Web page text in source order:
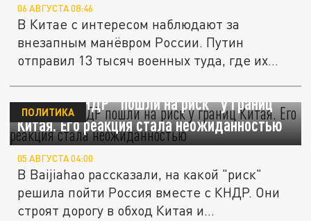
06 АВГУСТА 08:46
В Китае с интересом наблюдают за
внезапным манёвром России. Путин
отправил 13 тысяч военных туда, где их
Россия и КНДР "пошли на риск" у границ
Китая. Его реакция стала неожиданностью
ПОЛИТИКА
05 АВГУСТА 04:00
В Baijiahao рассказали, на какой "риск"
решила пойти Россия вместе с КНДР. Они
строят дорогу в обход Китая и...